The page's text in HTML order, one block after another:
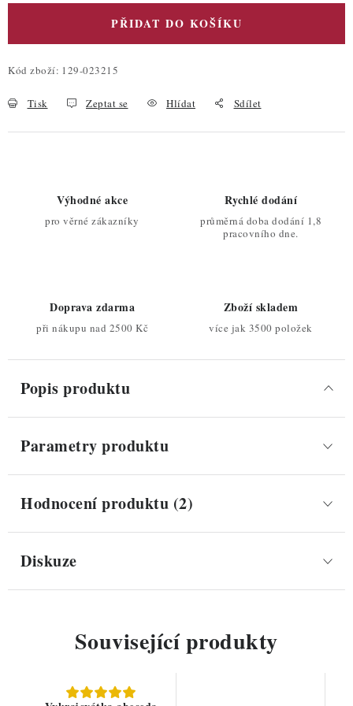
PŘIDAT DO KOŠÍKU
Kód zboží: 129-023215
Tisk Zeptat se Hlídat Sdílet
Výhodné akce
pro věrné zákazníky
Rychlé dodání
průměrná doba dodání 1,8
pracovního dne.
Doprava zdarma
při nákupu nad 2500 Kč
Zboží skladem
více jak 3500 položek
Popis produktu
Parametry produktu
Hodnocení produktu (2)
Diskuze
Související produkty